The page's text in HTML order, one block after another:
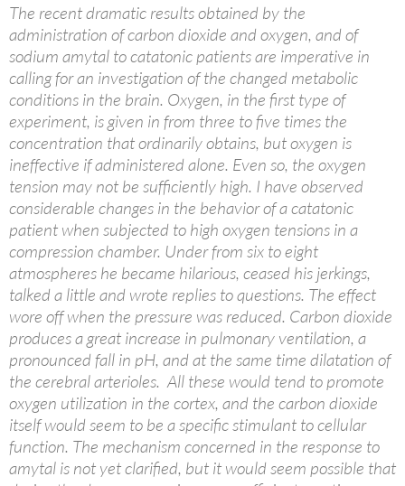
The recent dramatic results obtained by the
administration of carbon dioxide and oxygen, and of
sodium amytal to catatonic patients are imperative in
calling for an investigation of the changed metabolic
conditions in the brain. Oxygen, in the first type of
experiment, is given in from three to five times the
concentration that ordinarily obtains, but oxygen is
ineffective if administered alone. Even so, the oxygen
tension may not be sufficiently high. I have observed
considerable changes in the behavior of a catatonic
patient when subjected to high oxygen tensions in a
compression chamber. Under from six to eight
atmospheres he became hilarious, ceased his jerkings,
talked a little and wrote replies to questions. The effect
wore off when the pressure was reduced. Carbon dioxide
produces a great increase in pulmonary ventilation, a
pronounced fall in pH, and at the same time dilatation of
the cerebral arterioles. All these would tend to promote
oxygen utilization in the cortex, and the carbon dioxide
itself would seem to be a specific stimulant to cellular
function. The mechanism concerned in the response to
amytal is not yet clarified, but it would seem possible that